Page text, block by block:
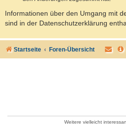
Informationen über den Umgang mit
sind in der Datenschutzerklärung
Startseite Foren-Übersicht
Weitere vielleicht